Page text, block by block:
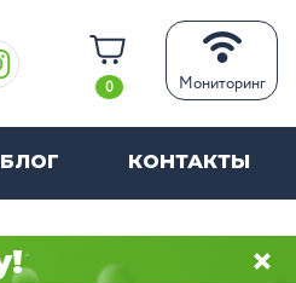
0 Мониторинг
БЛОГ КОНТАКТЫ